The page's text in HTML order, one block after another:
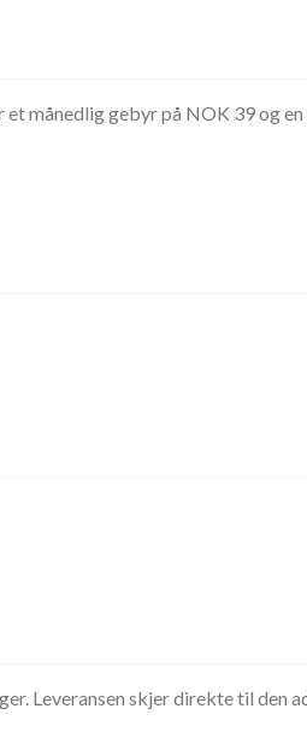
månedlig gebyr på NOK 39 og
Leveransen skjer direkte til den